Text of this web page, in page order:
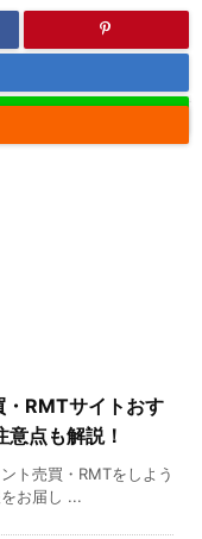
RMTサイトおす
点も解説！
ト売買・RMTをしよう
お届し ...